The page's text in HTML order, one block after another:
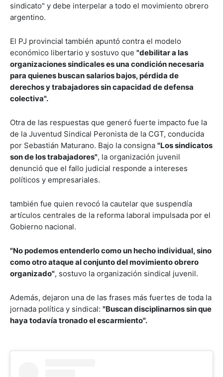
sindicato" y debe interpelar a todo el movimiento obrero
argentino.
El PJ provincial también apuntó contra el modelo
económico libertario y sostuvo que "debilitar a las
organizaciones sindicales es una condición necesaria
para quienes buscan salarios bajos, pérdida de
derechos y trabajadores sin capacidad de defensa
colectiva".
Otra de las respuestas que generó fuerte impacto fue la
de la Juventud Sindical Peronista de la CGT, conducida
por Sebastián Maturano. Bajo la consigna "Los sindicatos
son de los trabajadores", la organización juvenil
denunció que el fallo judicial responde a intereses
políticos y empresariales.
también fue quien revocó la cautelar que suspendía
artículos centrales de la reforma laboral impulsada por el
Gobierno nacional.
"No podemos entenderlo como un hecho individual, sino
como otro ataque al conjunto del movimiento obrero
organizado", sostuvo la organización sindical juvenil.
Además, dejaron una de las frases más fuertes de toda la
jornada política y sindical: "Buscan disciplinarnos sin que
haya todavía tronado el escarmiento".